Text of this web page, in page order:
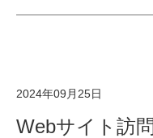
2024年09月25日
Webサイト訪